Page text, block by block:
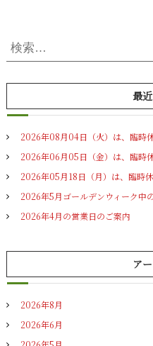
検
索
対
:
最
2026年08月04日（火）は、臨時
2026年06月05日（金）は、臨時
2026年05月18日（月）は、臨時
2026年5月ゴールデンウィーク中
2026年4月の営業日のご案内
ア
2026年8月
2026年6月